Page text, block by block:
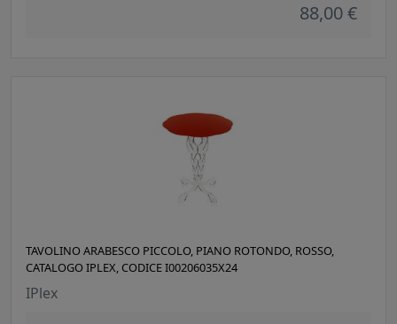
88,00 €
TAVOLINO ARABESCO PICCOLO, PIANO ROTONDO, ROSSO,
CATALOGO IPLEX, CODICE I00206035X24
IPlex